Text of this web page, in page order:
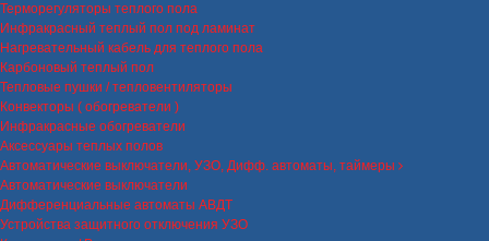
Терморегуляторы теплого пола
Инфракрасный теплый пол под ламинат
Нагревательный кабель для теплого пола
Карбоновый теплый пол
Тепловые пушки / тепловентиляторы
Конвекторы ( обогреватели )
Инфракрасные обогреватели
Аксессуары теплых полов
Автоматические выключатели, УЗО, Дифф. автоматы, таймеры
Автоматические выключатели
Дифференциальные автоматы АВДТ
Устройства защитного отключения УЗО